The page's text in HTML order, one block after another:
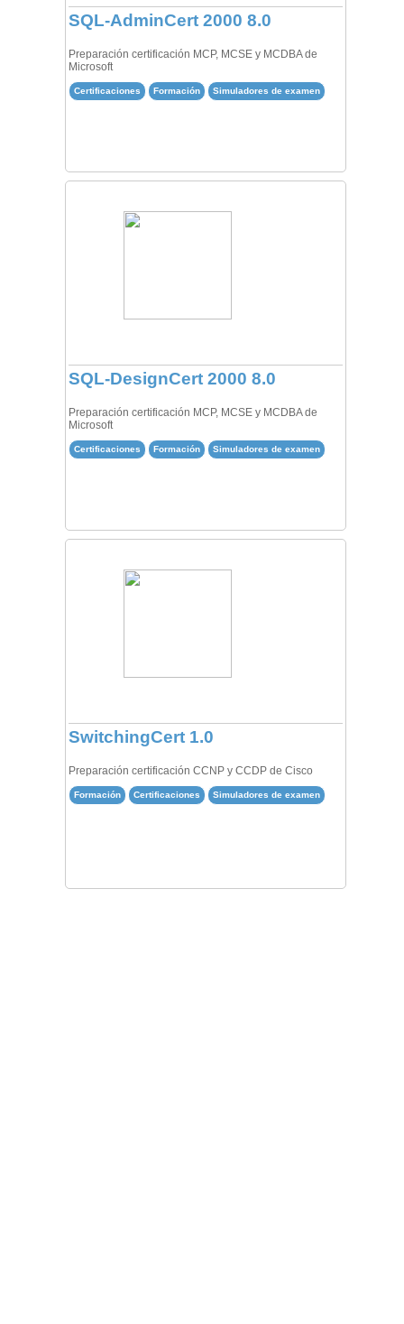
SQL-AdminCert 2000 8.0
Preparación certificación MCP, MCSE y MCDBA de
Microsoft
Certificaciones Formación Simuladores de examen
SQL-DesignCert 2000 8.0
Preparación certificación MCP, MCSE y MCDBA de
Microsoft
Certificaciones Formación Simuladores de examen
SwitchingCert 1.0
Preparación certificación CCNP y CCDP de Cisco
Formación Certificaciones Simuladores de examen